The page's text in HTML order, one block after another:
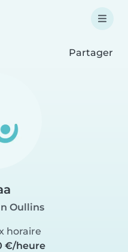
Partager
Oullins
horaire
€/heure